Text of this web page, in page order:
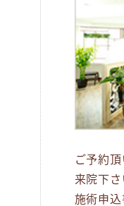
ご予約
来院下さ
施術申